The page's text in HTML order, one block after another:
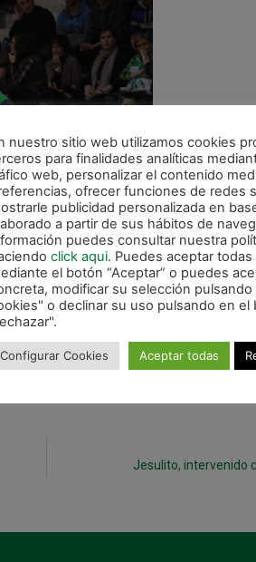
vuelta en Pamplona
Jesulito, intervenido
nuestro sitio web utilizamos cookies
para finalidades analíticas
web, personalizar el contenido
ofrecer funciones de redes
publicidad personalizada en
a partir de sus hábitos de
puedes consultar nuestra
click aqui. Puedes aceptar
el botón “Aceptar” o puedes
modificar su selección
o declinar su uso pulsando en el
Configurar Cookies Aceptar todas